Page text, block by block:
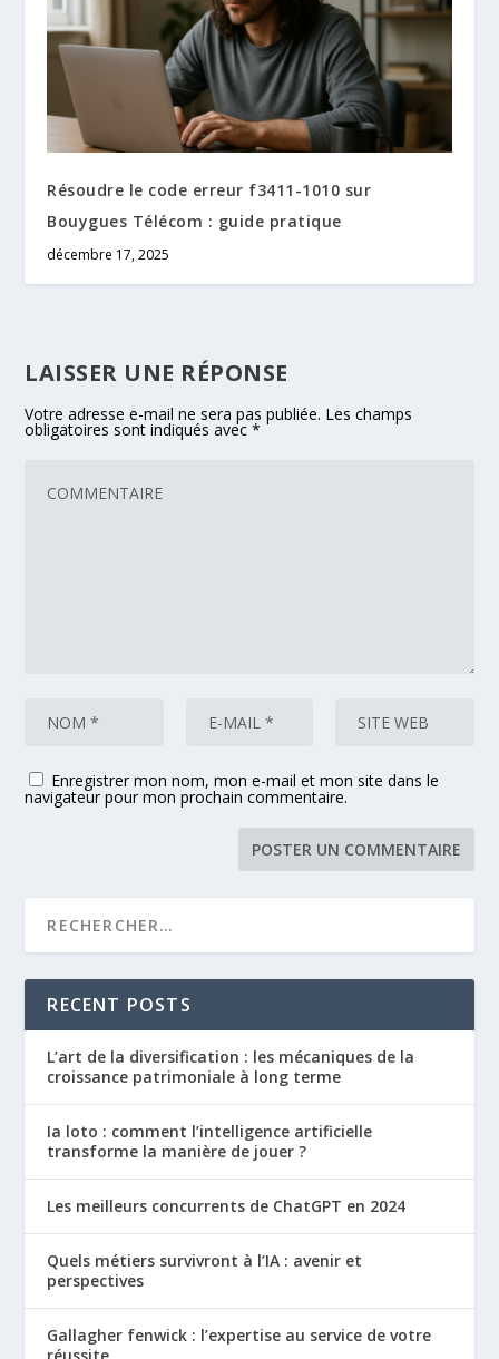
Résoudre le code erreur f3411-1010 sur
Bouygues Télécom : guide pratique
décembre 17, 2025
LAISSER UNE RÉPONSE
Votre adresse e-mail ne sera pas publiée. Les champs
obligatoires sont indiqués avec*
Enregistrer mon nom, mon e-mail et mon site dans le
navigateur pour mon prochain commentaire.
RECENT POSTS
L’art de la diversification : les mécaniques de la
croissance patrimoniale à long terme
Ia loto : comment l’intelligence artificielle
transforme la manière de jouer ?
Les meilleurs concurrents de ChatGPT en 2024
Quels métiers survivront à l’IA : avenir et
perspectives
Gallagher fenwick : l’expertise au service de votre